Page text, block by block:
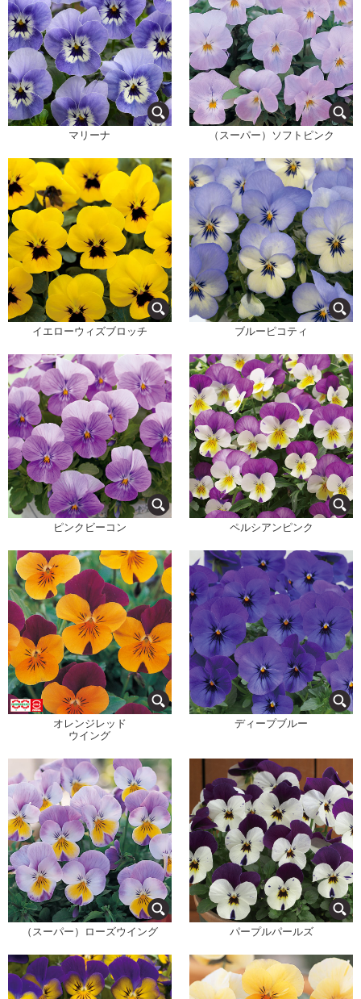
マリーナ （スーパー）ソフトピンク
イエローウィズブロッチ ブルーピコティ
ピンクビーコン ペルシアンピンク
オレンジレッド
ウイング
ディープブルー
（スーパー）ローズウイング パープルパールズ